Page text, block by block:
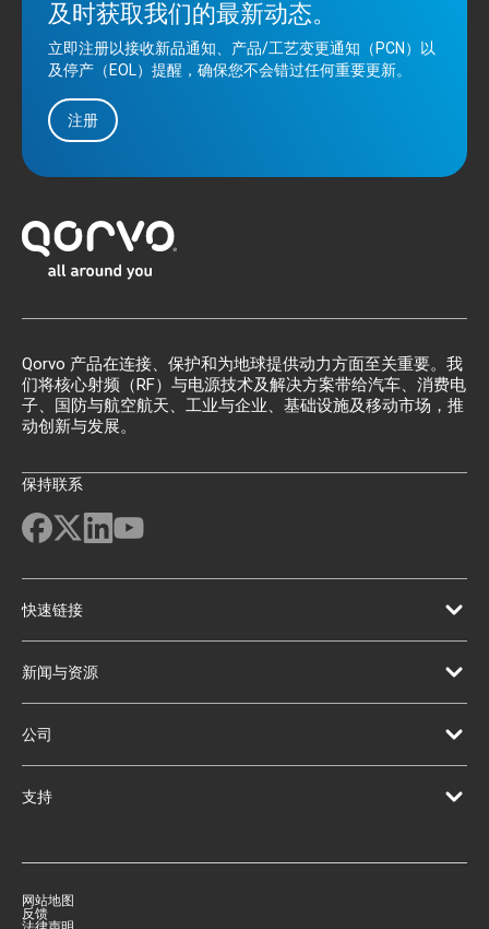
及时获取我们的最新动态。
立即注册以接收新品通知、产品/工艺变更通知（PCN）以
及停产（EOL）提醒，确保您不会错过任何重要更新。
注册
Qorvo 产品在连接、保护和为地球提供动力方面至关重要。我
们将核心射频（RF）与电源技术及解决方案带给汽车、消费电
子、国防与航空航天、工业与企业、基础设施及移动市场，推
动创新与发展。
保持联系
快速链接
新闻与资源
公司
支持
网站地图
反馈